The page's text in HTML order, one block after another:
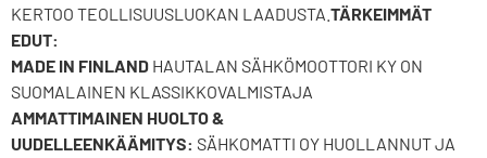
KERTOO TEOLLISUUSLUOKAN LAADUSTA. TÄRKEIMMÄT
EDUT:
MADE IN FINLAND HAUTALAN SÄHKÖMOOTTORI KY ON
SUOMALAINEN KLASSIKKOVALMISTAJA
AMMATTIMAINEN HUOLTO &
UUDELLEENKÄÄMITYS: SÄHKOMATTI OY HUOLLANNUT JA